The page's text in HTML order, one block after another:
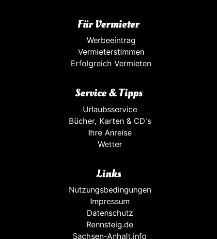
Für Vermieter
Werbeeintrag
Vermieterstimmen
Erfolgreich Vermieten
Service & Tipps
Urlaubsservice
Bücher, Karten & CD's
Ihre Anreise
Wetter
Links
Nutzungsbedingungen
Impressum
Datenschutz
Rennsteig.de
Sachsen-Anhalt.info